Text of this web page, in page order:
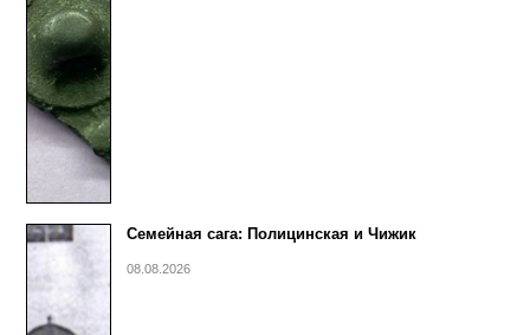
Семейная сага: Полицинская и Чижик
08.08.2026